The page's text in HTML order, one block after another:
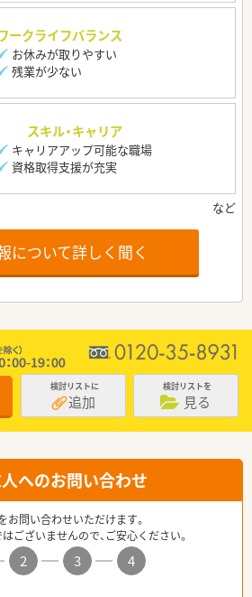
ークライフバランス
お休みが取りやすい
残業が少ない
スキル・キャリア
キャリアアップ可能な職場
資格取得支援が充実
について詳しく聞く
検討リストに
追加
検討リストを
見る
へのお問い合わせ
お問い合わせいただけます。
ございませんので、ご安心ください。
2 3
4